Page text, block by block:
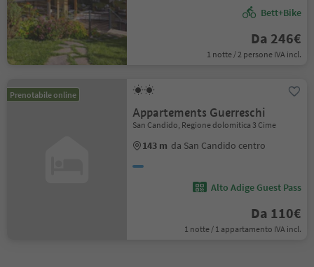
Bett+Bike
Da 246€
1 notte / 2 persone IVA incl.
Prenotabile online
Appartements Guerreschi
San Candido, Regione dolomitica 3 Cime
143 m da San Candido centro
Alto Adige Guest Pass
Da 110€
1 notte / 1 appartamento IVA incl.